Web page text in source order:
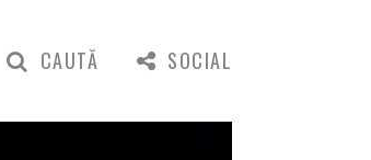
CAUTĂ SOCIAL